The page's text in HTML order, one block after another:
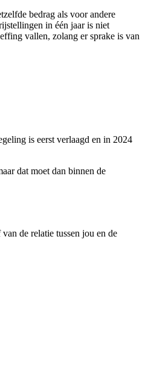
bedrag als voor andere
in één jaar is niet
vallen, zolang er sprake is van
is eerst verlaagd en in 2024
dat moet dan binnen de
de relatie tussen jou en de